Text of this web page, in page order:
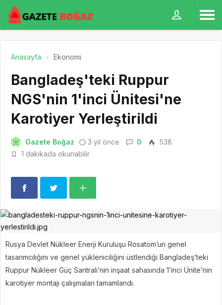
Anasayfa Ekonomi
Bangladeş'teki Ruppur
NGS'nin 1'inci Ünitesi'ne
Karotiyer Yerleştirildi
Gazete Boğaz 3 yıl önce 0
538
1 dakikada okunabilir
Rusya Devlet Nükleer Enerji Kuruluşu Rosatom’un genel
tasarımcılığını ve genel yükleniciliğini üstlendiği Bangladeş’teki
Ruppur Nükleer Güç Santrali’nin inşaat sahasında 1’inci Ünite’nin
karotiyer montajı çalışmaları tamamlandı.